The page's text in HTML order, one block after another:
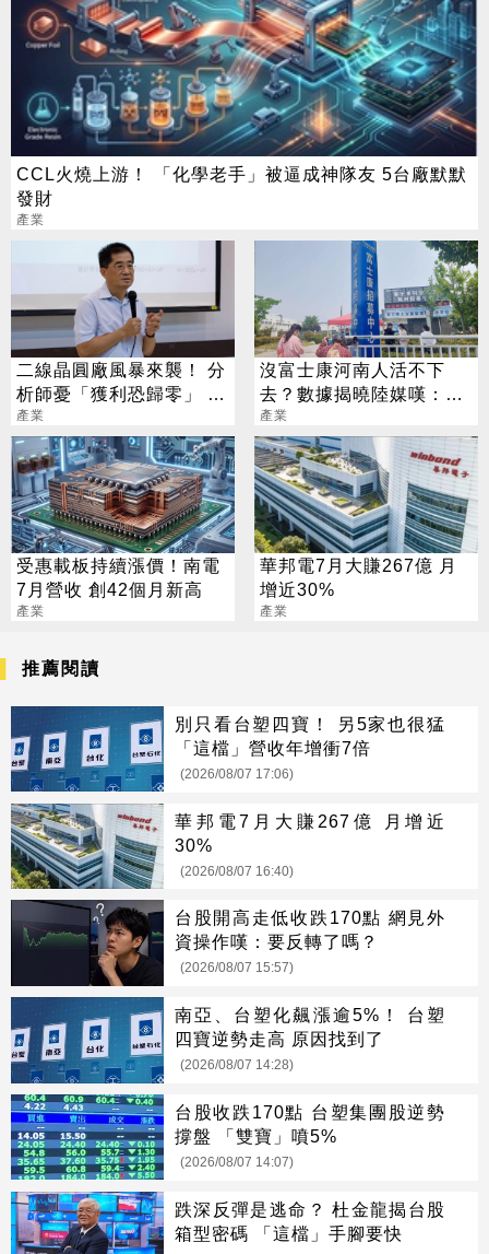
CCL火燒上游！ 「化學老手」被逼成神隊友 5台廠默默
發財
產業
二線晶圓廠風暴來襲！ 分
析師憂「獲利恐歸零」 聯
電回應了
產業
沒富士康河南人活不下
去？數據揭曉陸媒嘆：我
們低估了
產業
受惠載板持續漲價！南電
7月營收 創42個月新高
產業
華邦電7月大賺267億 月
增近30%
產業
推薦閱讀
別只看台塑四寶！ 另5家也很猛
「這檔」營收年增衝7倍
(2026/08/07 17:06)
華邦電7月大賺267億 月增近
30%
(2026/08/07 16:40)
台股開高走低收跌170點 網見外
資操作嘆：要反轉了嗎？
(2026/08/07 15:57)
南亞、台塑化飆漲逾5%！ 台塑
四寶逆勢走高 原因找到了
(2026/08/07 14:28)
台股收跌170點 台塑集團股逆勢
撐盤 「雙寶」噴5%
(2026/08/07 14:07)
跌深反彈是逃命？ 杜金龍揭台股
箱型密碼 「這檔」手腳要快